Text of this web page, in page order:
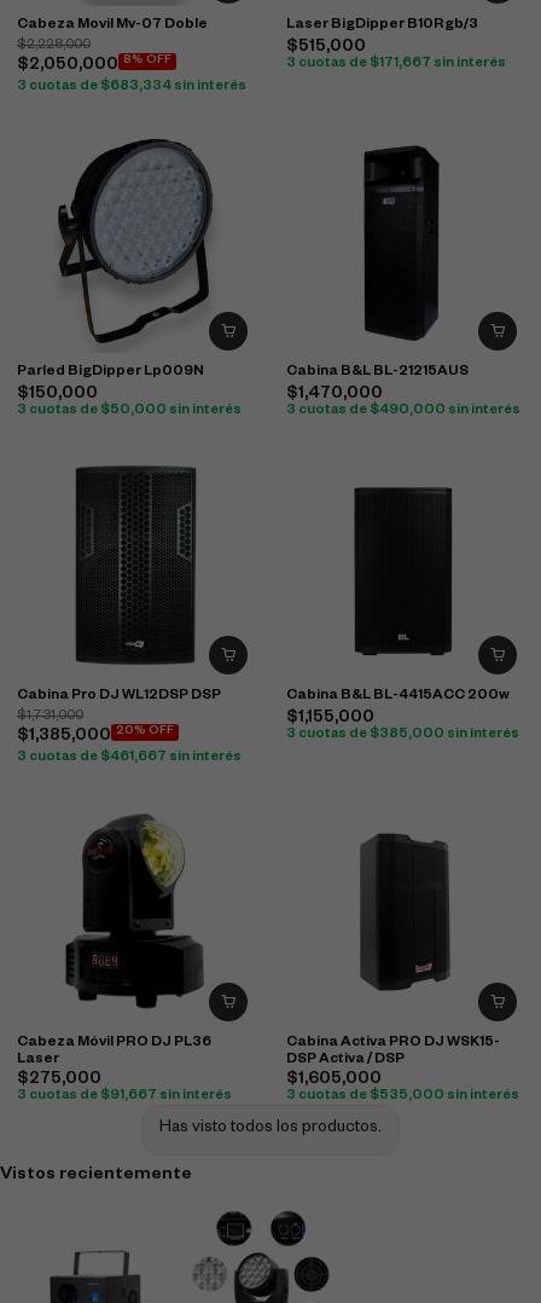
Cabeza Movil Mv-07 Doble
$2,228,000
$2,050,000 8% OFF
3 cuotas de $683,334 sin interés
Laser BigDipper B10Rgb/3
$515,000
3 cuotas de $171,667 sin interés
Parled BigDipper Lp009N
$150,000
3 cuotas de $50,000 sin interés
Cabina B&L BL-21215AUS
$1,470,000
3 cuotas de $490,000 sin interés
Cabina Pro DJ WL12DSP DSP
$1,731,000
$1,385,000 20% OFF
3 cuotas de $461,667 sin interés
Cabina B&L BL-4415ACC 200w
$1,155,000
3 cuotas de $385,000 sin interés
Cabeza Móvil PRO DJ PL36
Laser
$275,000
3 cuotas de $91,667 sin interés
Cabina Activa PRO DJ WSK15-
DSP Activa / DSP
$1,605,000
3 cuotas de $535,000 sin interés
Has visto todos los productos.
Vistos recientemente